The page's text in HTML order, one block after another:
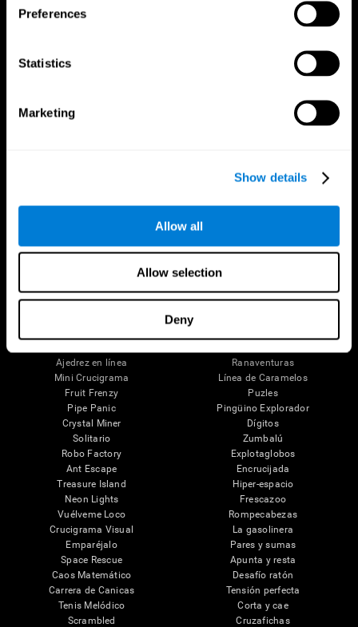
Preferences
Statistics
Marketing
Show details
Allow all
Allow selection
Deny
Tu Cerebro
Mente y Cerebro
Pérdida de Memoria
Funciones Ejecutivas
Percepción
Investigación
Juegos de Ordenador
Personas Mayores Saludables (iTV)
Entrenamiento Adultos Mayores
Estado cognitivo en mayores
Juegos Mentales
Ajedrez en línea
Mini Crucigrama
Fruit Frenzy
Pipe Panic
Crystal Miner
Solitario
Robo Factory
Ant Escape
Treasure Island
Neon Lights
Vuélveme Loco
Crucigrama Visual
Emparéjalo
Space Rescue
Caos Matemático
Carrera de Canicas
Tenis Melódico
Scrambled
Ranaventuras
Línea de Caramelos
Puzles
Pingüino Explorador
Dígitos
Zumbalú
Explotaglobos
Encrucijada
Hiper-espacio
Frescazoo
Rompecabezas
La gasolinera
Pares y sumas
Apunta y resta
Desafío ratón
Tensión perfecta
Corta y cae
Cruzafichas